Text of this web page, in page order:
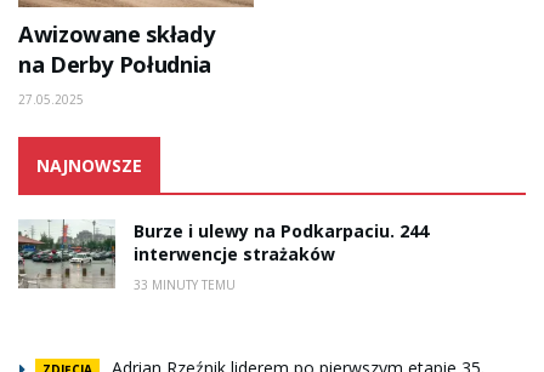
Awizowane składy
na Derby Południa
27.05.2025
NAJNOWSZE
Burze i ulewy na Podkarpaciu. 244
interwencje strażaków
33 MINUTY TEMU